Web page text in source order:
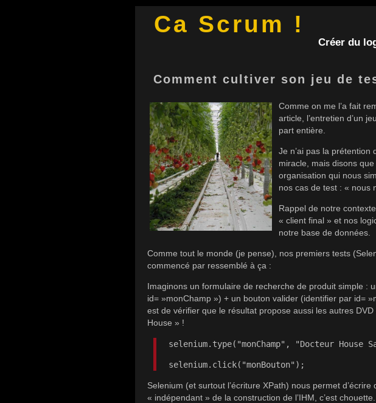
Ca Scrum !
Créer du
Comment cultiver son jeu de
Comme on me l’a fait
article, l’entretien d’un
part entière.
Je n’ai pas la prétention
miracle, mais disons
organisation qui nous
nos cas de test : « nous
Rappel de notre
« client final » et nos
notre base de données.
Comme tout le monde (je pense), nos premiers tests
commencé par ressemblé à ça :
Imaginons un formulaire de recherche de produit simple :
id= »monChamp ») + un bouton valider (identifier par id=
est de vérifier que le résultat propose aussi les autres
House » !
selenium.type("monChamp", "Docteur House
selenium.click("monBouton");
Selenium (et surtout l’écriture XPath) nous permet
« indépendant » de la construction de l’IHM, c’est